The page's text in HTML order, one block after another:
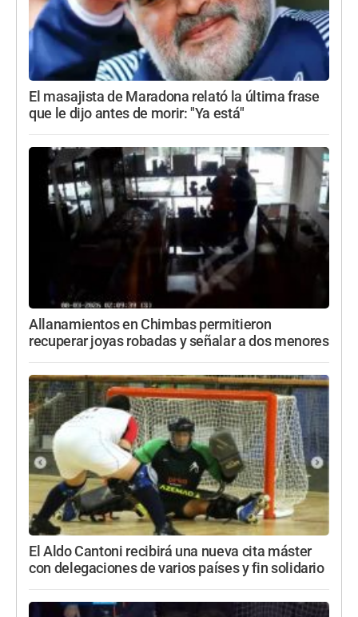
El masajista de Maradona relató la última frase
que le dijo antes de morir: "Ya está"
Allanamientos en Chimbas permitieron
recuperar joyas robadas y señalar a dos menores
El Aldo Cantoni recibirá una nueva cita máster
con delegaciones de varios países y fin solidario